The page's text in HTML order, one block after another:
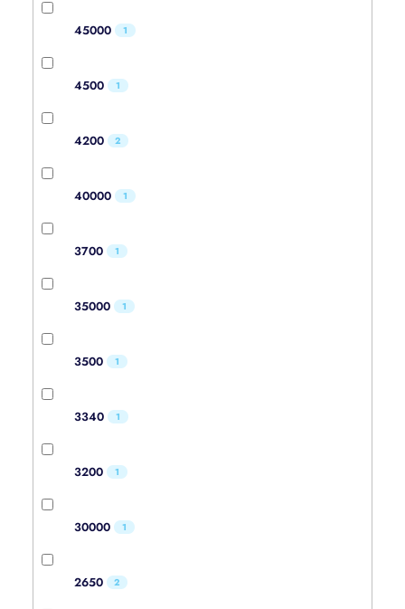
45000 1
4500 1
4200 2
40000 1
3700 1
35000 1
3500 1
3340 1
3200 1
30000 1
2650 2